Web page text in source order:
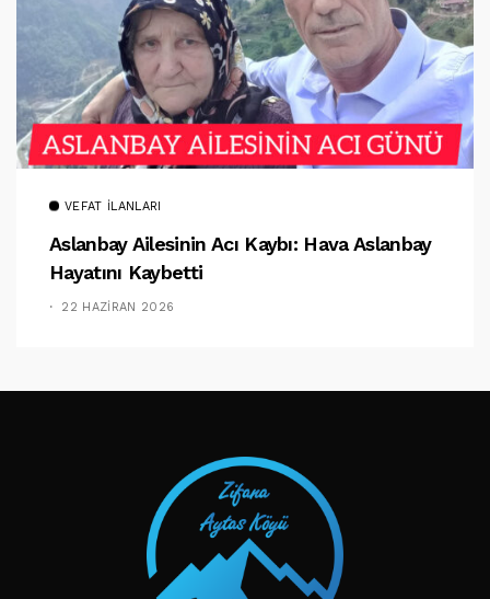
VEFAT İLANLARI
Aslanbay Ailesinin Acı Kaybı: Hava Aslanbay
Hayatını Kaybetti
22 HAZIRAN 2026
TAKIP ET